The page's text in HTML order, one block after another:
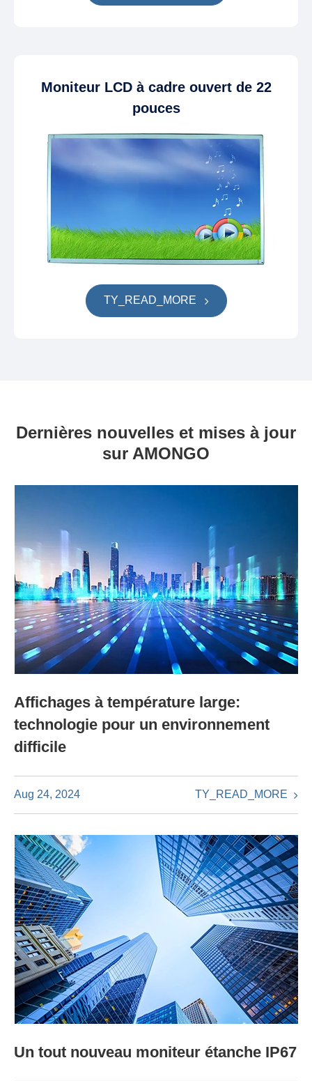
Moniteur LCD à cadre ouvert de 22
pouces
TY_READ_MORE
Dernières nouvelles et mises à jour
sur AMONGO
Affichages à température large:
technologie pour un environnement
difficile
Aug 24, 2024 TY_READ_MORE
Un tout nouveau moniteur étanche IP67